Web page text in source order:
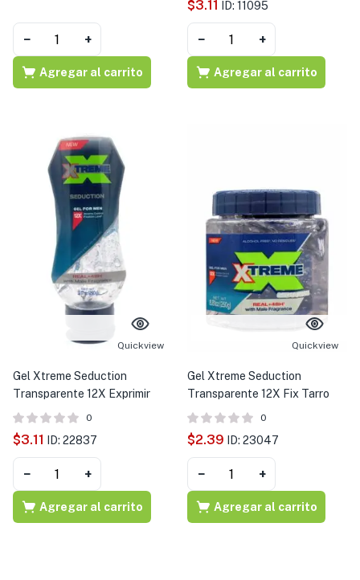
− +
Agregar al carrito
$3.11 ID: 11095
− +
Agregar al carrito
Quickview
Gel Xtreme Seduction
Transparente 12X Exprimir
0
$3.11 ID: 22837
− +
Agregar al carrito
Quickview
Gel Xtreme Seduction
Transparente 12X Fix Tarro
0
$2.39 ID: 23047
− +
Agregar al carrito